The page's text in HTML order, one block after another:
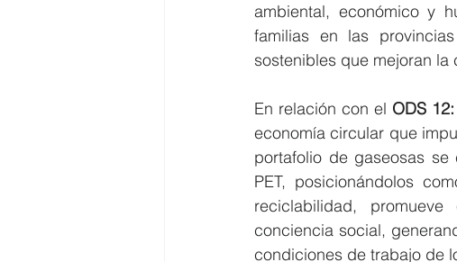
ambiental, económico y
familias en las
sostenibles que mejoran
En relación con el ODS
economía circular que
portafolio de gaseosas
PET, posicionándolos
reciclabilidad,
conciencia social,
condiciones de trabajo de